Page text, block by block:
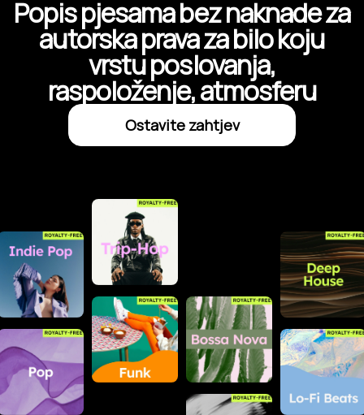
Popis pjesama bez naknade za
autorska prava za bilo koju
vrstu poslovanja,
raspoloženje, atmosferu
Ostavite zahtjev